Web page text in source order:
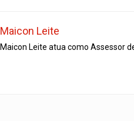
Maicon Leite
Maicon Leite atua como Assessor